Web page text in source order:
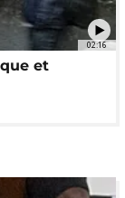
02:16
et